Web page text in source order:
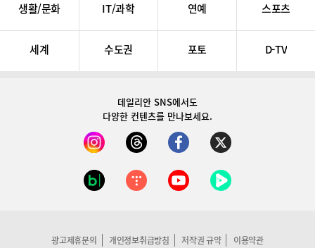
생활/문화 IT/과학 연예 스포츠
세계 수도권 포토 D-TV
데일리안 SNS에서도
다양한 컨텐츠를 만나보세요.
광고제휴문의 개인정보취급방침 저작권 규약 이용약관